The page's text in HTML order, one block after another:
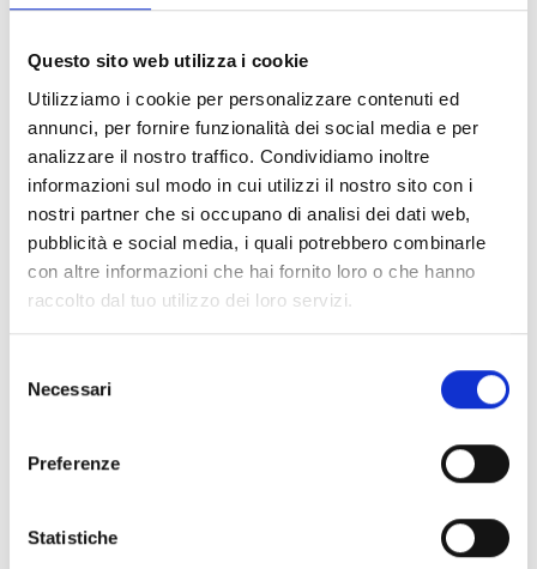
Questo sito web utilizza i cookie
Utilizziamo i cookie per personalizzare contenuti ed
annunci, per fornire funzionalità dei social media e per
analizzare il nostro traffico. Condividiamo inoltre
informazioni sul modo in cui utilizzi il nostro sito con i
nostri partner che si occupano di analisi dei dati web,
pubblicità e social media, i quali potrebbero combinarle
con altre informazioni che hai fornito loro o che hanno
raccolto dal tuo utilizzo dei loro servizi.
delNecessari
Preferenze
Statistiche
Borsa porta attrezzi progettata specificamente per l'uso
Enduro.
caratteristiche principali
Scomparto principale con organizer elastico per attrezzi.
Due scomparti laterali e una tasca frontale impermeabile per
riporre telefono cellulare e altri oggetti di valore.
Design con patta per un facile accesso.
Le cinghie di compressione consentono ai piloti di ridurre il
volume della borsa quando necessario.
Tasca in rete con zip nella patta, ideale per riporre passaporto,
documenti ecc.
Regolatore della cintura con imbottitura posteriore in rete